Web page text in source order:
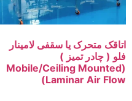
اتاقک متحرک یا سقفی لامینار
فلو ( چادر تمیز )
(Mobile/Ceiling Mounted
Laminar Air Flow)